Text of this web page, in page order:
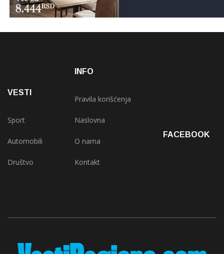
VESTI
Sport
Automobili
Društvo
INFO
Pravila korišćenja
Naslovna
O nama
Kontakt
FACEBOOK